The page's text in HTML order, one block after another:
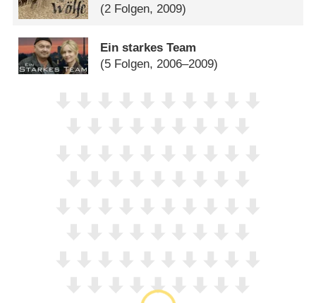
(2 Folgen, 2009)
Ein starkes Team
(5 Folgen, 2006–2009)